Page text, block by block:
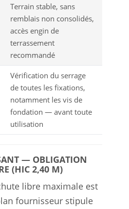
Terrain stable, sans
remblais non consolidés,
accès engin de
terrassement
recommandé
Vérification du serrage
de toutes les fixations,
notamment les vis de
fondation — avant toute
utilisation
— OBLIGATION
(HIC 2,40 M)
libre maximale est
fournisseur stipule